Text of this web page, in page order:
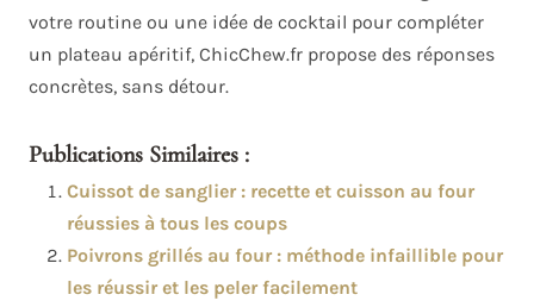
votre routine ou une idée de cocktail pour compléter
un plateau apéritif, ChicChew.fr propose des réponses
concrètes, sans détour.
Publications Similaires :
Cuissot de sanglier : recette et cuisson au four
réussies à tous les coups
Poivrons grillés au four : méthode infaillible pour
les réussir et les peler facilement